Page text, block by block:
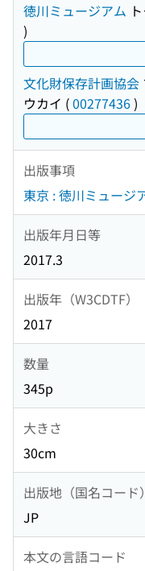
徳川ミュージアム
)
文化財保存計画協会
ウカイ (00277436)
出版事項
東京 : 徳川ミュージ
出版年月日等
2017.3
出版年（W3CDTF）
2017
数量
345p
大きさ
30cm
出版地（国名コード）
JP
本文の言語コード